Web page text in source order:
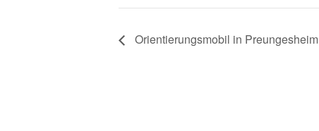
Orientierungsmobil in Preungesheim